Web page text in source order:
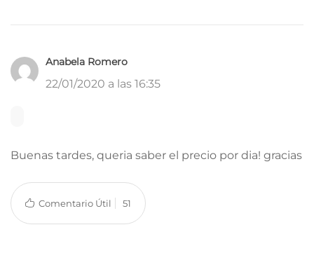
Anabela Romero
22/01/2020 a las 16:35
Buenas tardes, queria saber el precio por dia! gracias
Comentario Útil 51